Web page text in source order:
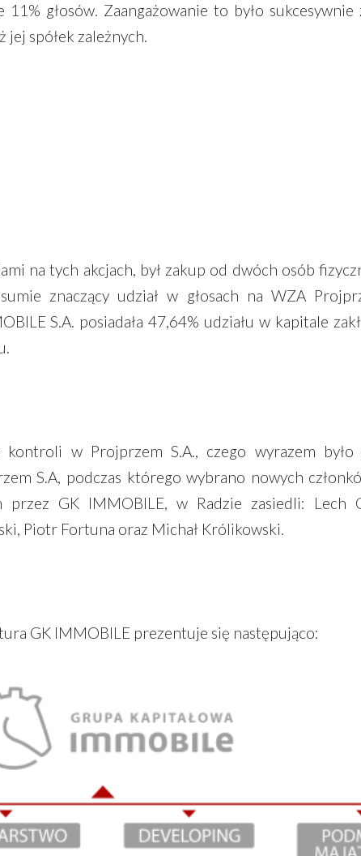
głosów. Zaangażowanie to było
spółek zależnych.
na tych akcjach, był zakup od dwóch osób
znaczący udział w głosach na WZA
S.A. posiadała 47,64% udziału w kapitale
kontroli w Projprzem S.A., czego wyrazem
S.A, podczas którego wybrano nowych
przez GK IMMOBILE, w Radzie zasiedli: Lech
Piotr Fortuna oraz Michał Królikowski.
GK IMMOBILE prezentuje się następująco: